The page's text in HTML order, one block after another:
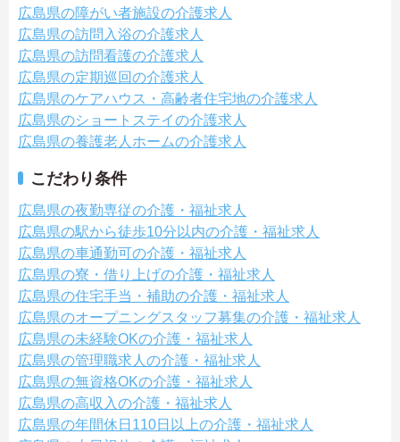
広島県の障がい者施設の介護求人
広島県の訪問入浴の介護求人
広島県の訪問看護の介護求人
広島県の定期巡回の介護求人
広島県のケアハウス・高齢者住宅地の介護求人
広島県のショートステイの介護求人
広島県の養護老人ホームの介護求人
こだわり条件
広島県の夜勤専従の介護・福祉求人
広島県の駅から徒歩10分以内の介護・福祉求人
広島県の車通勤可の介護・福祉求人
広島県の寮・借り上げの介護・福祉求人
広島県の住宅手当・補助の介護・福祉求人
広島県のオープニングスタッフ募集の介護・福祉求人
広島県の未経験OKの介護・福祉求人
広島県の管理職求人の介護・福祉求人
広島県の無資格OKの介護・福祉求人
広島県の高収入の介護・福祉求人
広島県の年間休日110日以上の介護・福祉求人